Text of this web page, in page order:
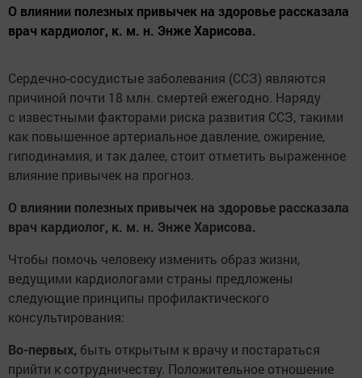
О влиянии полезных привычек на здоровье рассказала
врач кардиолог, к. м. н. Энже Харисова.
Сердечно-сосудистые заболевания (ССЗ) являются
причиной почти 18 млн. смертей ежегодно. Наряду
с известными факторами риска развития ССЗ, такими
как повышенное артериальное давление, ожирение,
гиподинамия, и так далее, стоит отметить выраженное
влияние привычек на прогноз.
О влиянии полезных привычек на здоровье рассказала
врач кардиолог, к. м. н. Энже Харисова.
Чтобы помочь человеку изменить образ жизни,
ведущими кардиологами страны предложены
следующие принципы профилактического
консультирования:
Во-первых, быть открытым к врачу и постараться
прийти к сотрудничеству. Положительное отношение